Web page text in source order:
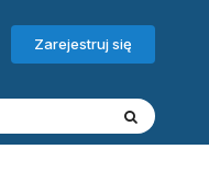
Zarejestruj się